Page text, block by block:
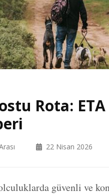
Rota:
22 Nisan 2026
güvenli ve